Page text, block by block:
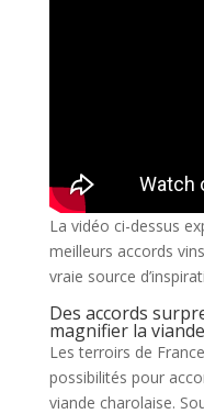
La vidéo ci-dessus
meilleurs accords
vraie source
Des accords
magnifier la
Les terroirs de
possibilités pour
viande charolaise.